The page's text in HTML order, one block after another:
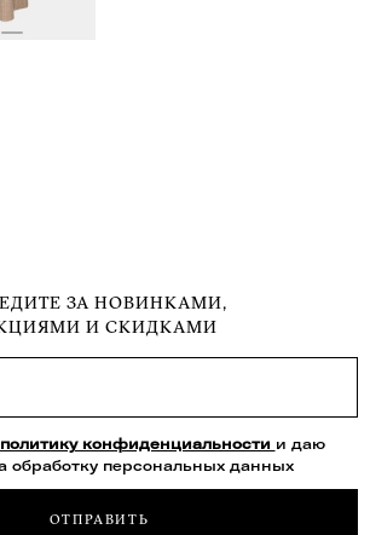
ЗА НОВИНКАМИ,
И СКИДКАМИ
политику конфиденциальности и даю
обработку персональных данных
ОТПРАВИТЬ